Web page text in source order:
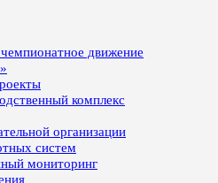
движение
комплекс
организации
систем
мониторинг